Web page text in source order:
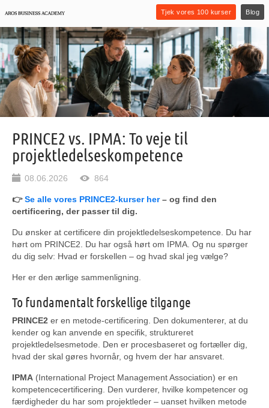
Tjek vores 100 kurser Blog
PRINCE2 vs. IPMA: To veje til
projektledelseskompetence
08.06.2026 864
👉Se alle vores PRINCE2-kurser her– og find den
certificering, der passer til dig.
Du ønsker at certificere din projektledelseskompetence. Du har
hørt om PRINCE2. Du har også hørt om IPMA. Og nu spørger
du dig selv: Hvad er forskellen – og hvad skal jeg vælge?
Her er den ærlige sammenligning.
To fundamentalt forskellige tilgange
PRINCE2 er en metode-certificering. Den dokumenterer, at du
kender og kan anvende en specifik, struktureret
projektledelsesmetode. Den er procesbaseret og fortæller dig,
hvad der skal gøres hvornår, og hvem der har ansvaret.
IPMA (International Project Management Association) er en
kompetencecertificering. Den vurderer, hvilke kompetencer og
færdigheder du har som projektleder – uanset hvilken metode